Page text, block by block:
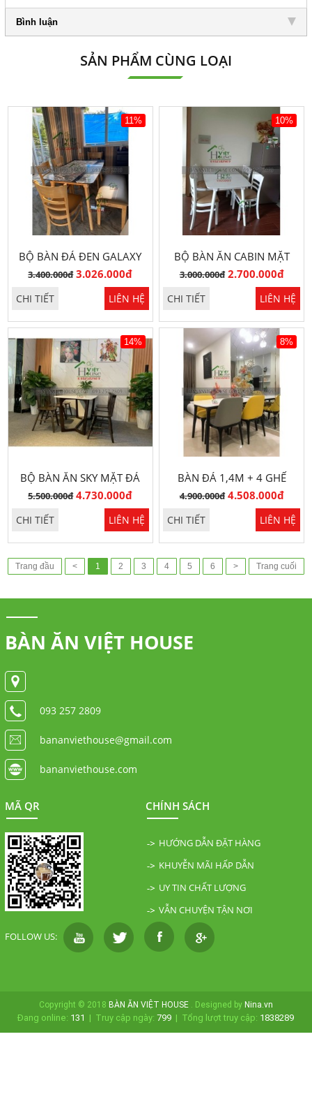
Bình luận
SẢN PHẨM CÙNG LOẠI
11%
BỘ BÀN ĐÁ ĐEN GALAXY
1M2 4 GHẾ
3.400.000đ 3.026.000đ
CHI TIẾT LIÊN HỆ
10%
BỘ BÀN ĂN CABIN MẶT
ĐÁ 1M2 CAO CẤP
3.000.000đ 2.700.000đ
CHI TIẾT LIÊN HỆ
14%
BỘ BÀN ĂN SKY MẶT ĐÁ
1,6M SANG TRỌNG
5.500.000đ 4.730.000đ
CHI TIẾT LIÊN HỆ
8%
BÀN ĐÁ 1,4M + 4 GHẾ
GRACE SANG TRỌNG
4.900.000đ 4.508.000đ
CHI TIẾT LIÊN HỆ
Trang đầu < 1 2 3 4 5 6 > Trang cuối
BÀN ĂN VIỆT HOUSE
093 257 2809
bananviethouse@gmail.com
bananviethouse.com
MÃ QR CHÍNH SÁCH
HƯỚNG DẪN ĐẶT HÀNG
KHUYỄN MÃI HẤP DẪN
UY TIN CHẤT LƯỢNG
VẪN CHUYỆN TẬN NƠI
FOLLOW US:
Copyright © 2018 BÀN ĂN VIỆT HOUSE . Designed by Nina.vn
Đang online: 131 | Truy cập ngày:799 | Tổng lượt truy cập: 1838289